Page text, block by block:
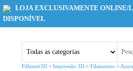
LOJA EXCLUSIVAMENTE ONLINE/
DISPONÍVEL
Fillment3D > Impressão 3D > Filamentos >